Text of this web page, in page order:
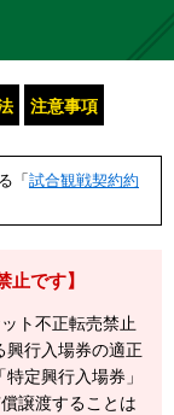
注意事項
「試合観戦契約約
止です】
ト不正転売禁止
行入場券の適正
定興行入場券」
譲渡することは